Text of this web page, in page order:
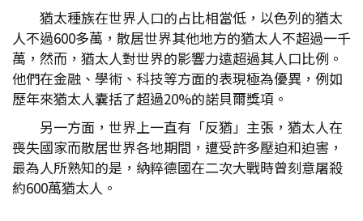
猶太種族在世界人口的占比相當低，以色列的猶太
人不過600多萬，散居世界其他地方的猶太人不超過一千
萬，然而，猶太人對世界的影響力遠超過其人口比例。
他們在金融、學術、科技等方面的表現極為優異，例如
歷年來猶太人囊括了超過20%的諾貝爾獎項。
另一方面，世界上一直有「反猶」主張，猶太人在
喪失國家而散居世界各地期間，遭受許多壓迫和迫害，
最為人所熟知的是，納粹德國在二次大戰時曾刻意屠殺
約600萬猶太人。